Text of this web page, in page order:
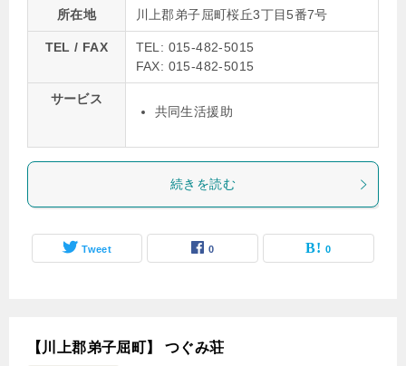
所在地 川上郡弟子屈町桜丘3丁目5番7号
TEL / FAX
TEL: 015-482-5015
FAX: 015-482-5015
サービス
共同生活援助
続きを読む
Tweet 0 0
【川上郡弟子屈町】 つぐみ荘